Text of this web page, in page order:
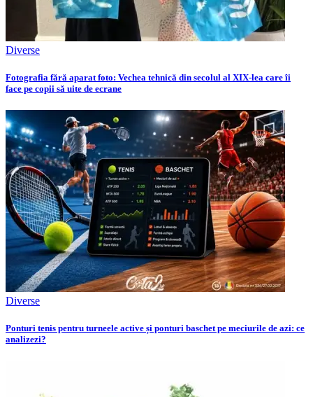
Diverse
Fotografia fără aparat foto: Vechea tehnică din secolul al XIX-lea care îi
face pe copii să uite de ecrane
Diverse
Ponturi tenis pentru turneele active și ponturi baschet pe meciurile de azi: ce
analizezi?